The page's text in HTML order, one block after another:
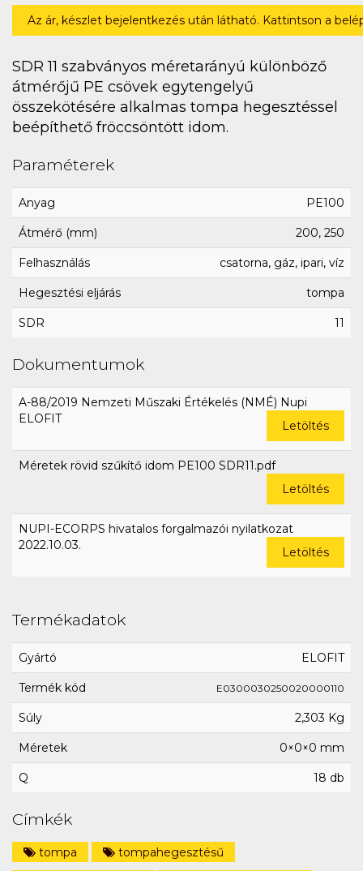
Az ár, készlet bejelentkezés után látható. Kattintson a
SDR 11 szabványos méretarányú különböző
átmérőjű PE csövek egytengelyű
összekötésére alkalmas tompa hegesztéssel
beépíthető fröccsöntött idom.
Paraméterek
Anyag PE100
Átmérő (mm) 200, 250
Felhasználás csatorna, gáz, ipari, víz
Hegesztési eljárás tompa
SDR 11
Dokumentumok
A-88/2019 Nemzeti Műszaki Értékelés (NMÉ) Nupi
ELOFIT
Letöltés
Méretek rövid szűkítő idom PE100 SDR11.pdf
Letöltés
NUPI-ECORPS hivatalos forgalmazói nyilatkozat
2022.10.03.
Letöltés
Termékadatok
Gyártó ELOFIT
Termék kód E0300030250020000110
Súly 2,303 Kg
Méretek 0×0×0 mm
Q 18 db
Címkék
tompa
tompahegesztésű